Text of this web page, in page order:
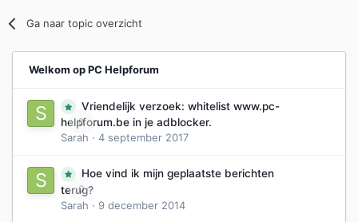
Dit is de inhoud van die partitie:
Ga naar topic overzicht
Welkom op PC Helpforum
0
Vriendelijk verzoek: whitelist www.pc-
helpforum.be in je adblocker.
Sarah · 4 september 2017
0
Hoe vind ik mijn geplaatste berichten
terug?
Sarah · 9 december 2014